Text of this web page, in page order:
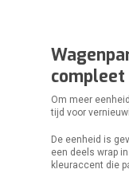
Om meer
tijd voor
De eenheid is
een deels wrap
kleuraccent die